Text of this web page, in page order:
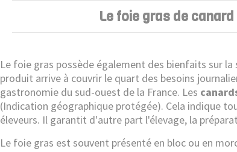
Le foie gras de
Le foie gras possède également des bienfaits sur
produit arrive à couvrir le quart des besoins
gastronomie du sud-ouest de la France. Les
(Indication géographique protégée). Cela indique
éleveurs. Il garantit d'autre part l'élevage, la
Le foie gras est souvent présenté en bloc ou en